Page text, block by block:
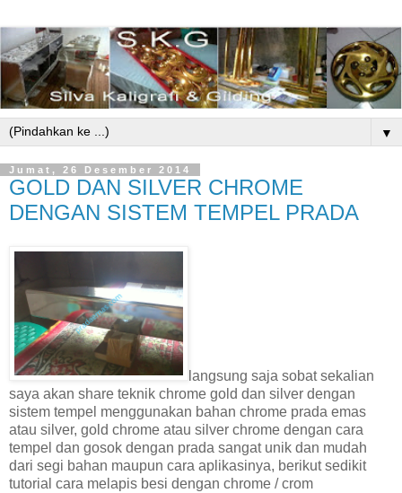
▼
Jumat, 26 Desember 2014
GOLD DAN SILVER CHROME
DENGAN SISTEM TEMPEL PRADA
langsung saja sobat sekalian
saya akan share teknik chrome gold dan silver dengan
sistem tempel menggunakan bahan chrome prada emas
atau silver, gold chrome atau silver chrome dengan cara
tempel dan gosok dengan prada sangat unik dan mudah
dari segi bahan maupun cara aplikasinya, berikut sedikit
tutorial cara melapis besi dengan chrome / crom